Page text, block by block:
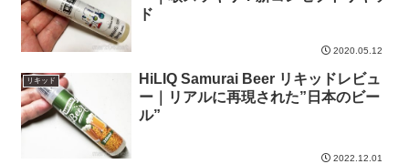
ド
2020.05.12
リキッド
HiLIQ Samurai Beer リキッドレビュ
ー｜リアルに再現された”日本のビー
ル”
2022.12.01